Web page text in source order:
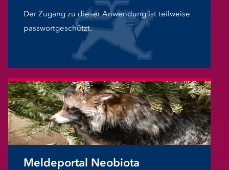
Der Zugang zu dieser Anwendung ist teilweise
passwortgeschützt.
Meldeportal Neobiota